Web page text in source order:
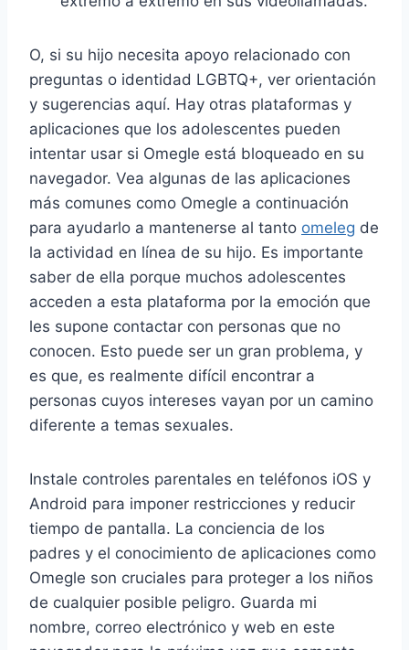
O, si su hijo necesita apoyo relacionado con
preguntas o identidad LGBTQ+, ver orientación
y sugerencias aquí. Hay otras plataformas y
aplicaciones que los adolescentes pueden
intentar usar si Omegle está bloqueado en su
navegador. Vea algunas de las aplicaciones
más comunes como Omegle a continuación
para ayudarlo a mantenerse al tanto omeleg de
la actividad en línea de su hijo. Es importante
saber de ella porque muchos adolescentes
acceden a esta plataforma por la emoción que
les supone contactar con personas que no
conocen. Esto puede ser un gran problema, y
es que, es realmente difícil encontrar a
personas cuyos intereses vayan por un camino
diferente a temas sexuales.
Instale controles parentales en teléfonos iOS y
Android para imponer restricciones y reducir
tiempo de pantalla. La conciencia de los
padres y el conocimiento de aplicaciones como
Omegle son cruciales para proteger a los niños
de cualquier posible peligro. Guarda mi
nombre, correo electrónico y web en este